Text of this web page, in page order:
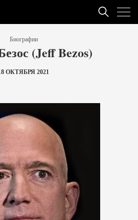
Биографии
(Jeff Bezos)
ОКТЯБРЯ 2021